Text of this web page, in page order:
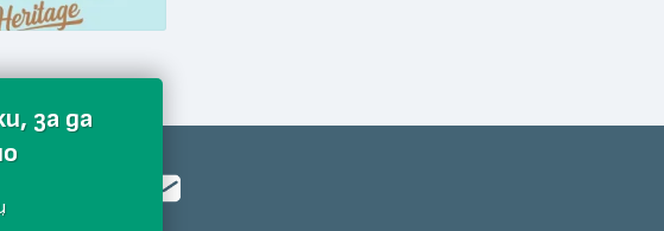
за да